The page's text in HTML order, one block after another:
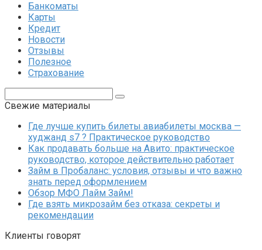
Банкоматы
Карты
Кредит
Новости
Отзывы
Полезное
Страхование
Свежие материалы
Где лучше купить билеты авиабилеты москва —
худжанд s7 ? Практическое руководство
Как продавать больше на Авито: практическое
руководство, которое действительно работает
Займ в Пробаланс: условия, отзывы и что важно
знать перед оформлением
Обзор МФО Лайм Займ!
Где взять микрозайм без отказа: секреты и
рекомендации
Клиенты говорят